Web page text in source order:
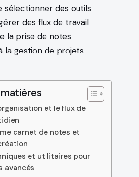
sélectionner des outils
des flux de travail
la prise de notes
la gestion de projets
et le flux de
carnet de notes et
et utilitaires pour
avancés